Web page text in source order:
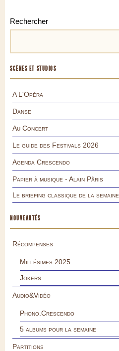
Rechercher
SCÈNES ET STUDIOS
A L'Opéra
Danse
Au Concert
Le guide des Festivals 2026
Agenda Crescendo
Papier à musique - Alain Pâris
Le briefing classique de la semaine
NOUVEAUTÉS
Récompenses
Millésimes 2025
Jokers
Audio&Vidéo
Phono.Crescendo
5 albums pour la semaine
Partitions